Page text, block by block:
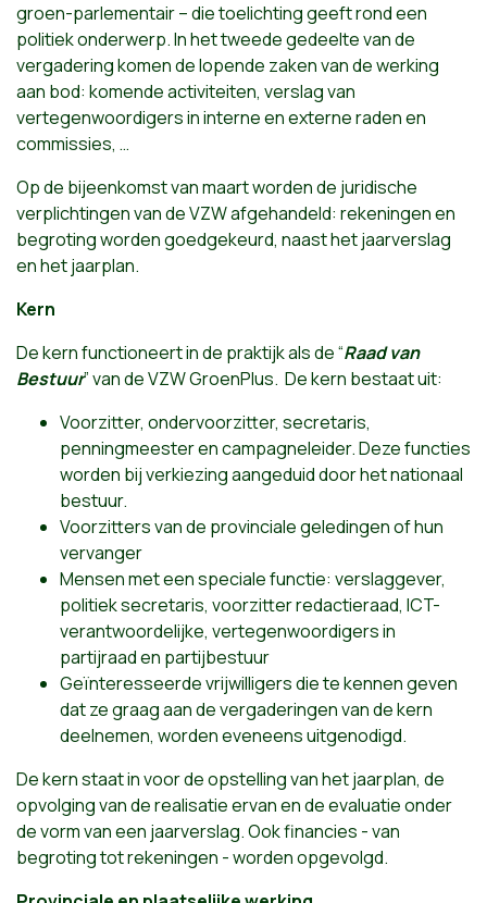
groen-parlementair – die toelichting geeft rond een
politiek onderwerp. In het tweede gedeelte van de
vergadering komen de lopende zaken van de werking
aan bod: komende activiteiten, verslag van
vertegenwoordigers in interne en externe raden en
commissies, …
Op de bijeenkomst van maart worden de juridische
verplichtingen van de VZW afgehandeld: rekeningen en
begroting worden goedgekeurd, naast het jaarverslag
en het jaarplan.
Kern
De kern functioneert in de praktijk als de “Raadvan
Bestuur” van de VZW GroenPlus. De kern bestaat uit:
Voorzitter, ondervoorzitter, secretaris,
penningmeester en campagneleider. Deze functies
worden bij verkiezing aangeduid door het nationaal
bestuur.
Voorzitters van de provinciale geledingen of hun
vervanger
Mensen met een speciale functie: verslaggever,
politiek secretaris, voorzitter redactieraad, ICT-
verantwoordelijke, vertegenwoordigers in
partijraad en partijbestuur
Geïnteresseerde vrijwilligers die te kennen geven
dat ze graag aan de vergaderingen van de kern
deelnemen, worden eveneens uitgenodigd.
De kern staat in voor de opstelling van het jaarplan, de
opvolging van de realisatie ervan en de evaluatie onder
de vorm van een jaarverslag. Ook financies - van
begroting tot rekeningen - worden opgevolgd.